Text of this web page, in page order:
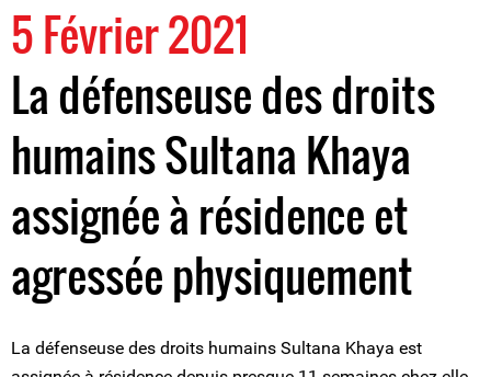
5 Février 2021
La défenseuse des droits
humains Sultana Khaya
assignée à résidence et
agressée physiquement
La défenseuse des droits humains Sultana Khaya est